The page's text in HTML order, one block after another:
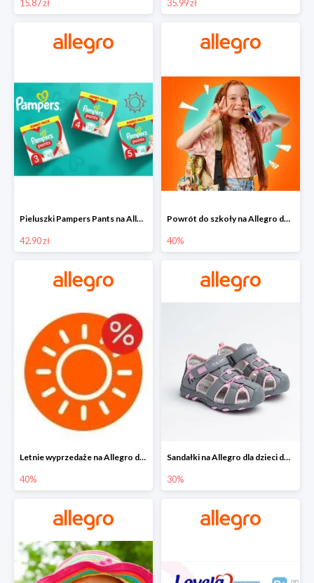
15.87 zł 35.99 zł
Pieluszki Pampers Pants na Allegro od 42,90 zł
42.90 zł
Powrót do szkoły na Allegro do -40%
40%
Letnie wyprzedaże na Allegro do -40%
40%
Sandałki na Allegro dla dzieci do -30%
30%